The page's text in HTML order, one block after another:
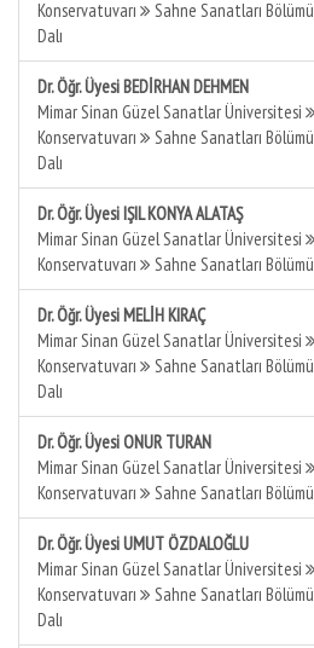
Konservatuvarı
Sahne Sanatları Bölümü
Dalı
Dr. Öğr. Üyesi BEDİRHAN DEHMEN
Mimar Sinan Güzel Sanatlar Üniversitesi
Konservatuvarı
Sahne Sanatları Bölümü
Dalı
Dr. Öğr. Üyesi IŞIL KONYA ALATAŞ
Mimar Sinan Güzel Sanatlar Üniversitesi
Konservatuvarı
Sahne Sanatları Bölümü
Dr. Öğr. Üyesi MELİH KIRAÇ
Mimar Sinan Güzel Sanatlar Üniversitesi
Konservatuvarı
Sahne Sanatları Bölümü
Dalı
Dr. Öğr. Üyesi ONUR TURAN
Mimar Sinan Güzel Sanatlar Üniversitesi
Konservatuvarı
Sahne Sanatları Bölümü
Dr. Öğr. Üyesi UMUT ÖZDALOĞLU
Mimar Sinan Güzel Sanatlar Üniversitesi
Konservatuvarı
Sahne Sanatları Bölümü
Dalı